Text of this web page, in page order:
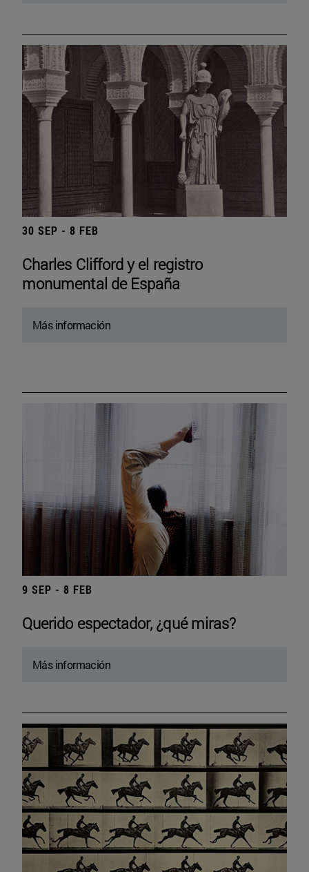
30 SEP - 8 FEB
Charles Clifford y el registro
monumental de España
Más información
9 SEP - 8 FEB
Querido espectador, ¿qué miras?
Más información